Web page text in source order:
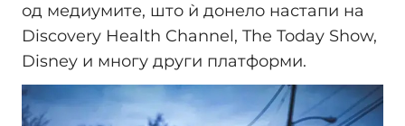
од медиумите, што ѝ донело настапи на
Discovery Health Channel, The Today Show,
Disney и многу други платформи.